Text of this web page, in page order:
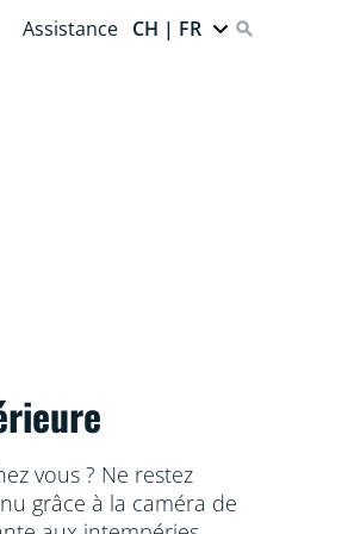
Assistance CH | FR
vous ? Ne restez
grâce à la caméra de